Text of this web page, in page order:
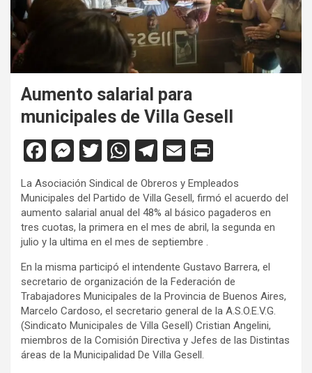
Aumento salarial para
municipales de Villa Gesell
F
ce
b
o
o
k
M
es
se
n
g
er
T
wi
tt
er
W
h
at
s
A
p
p
T
e
gr
a
m
E
m
ail
in
tF
ri
e
n
dl
y
La Asociación Sindical de Obreros y Empleados
Municipales del Partido de Villa Gesell, firmó el acuerdo del
aumento salarial anual del 48% al básico pagaderos en
tres cuotas, la primera en el mes de abril, la segunda en
julio y la ultima en el mes de septiembre .
En la misma participó el intendente Gustavo Barrera, el
secretario de organización de la Federación de
Trabajadores Municipales de la Provincia de Buenos Aires,
Marcelo Cardoso, el secretario general de la A.S.O.E.V.G.
(Sindicato Municipales de Villa Gesell) Cristian Angelini,
miembros de la Comisión Directiva y Jefes de las Distintas
áreas de la Municipalidad De Villa Gesell.